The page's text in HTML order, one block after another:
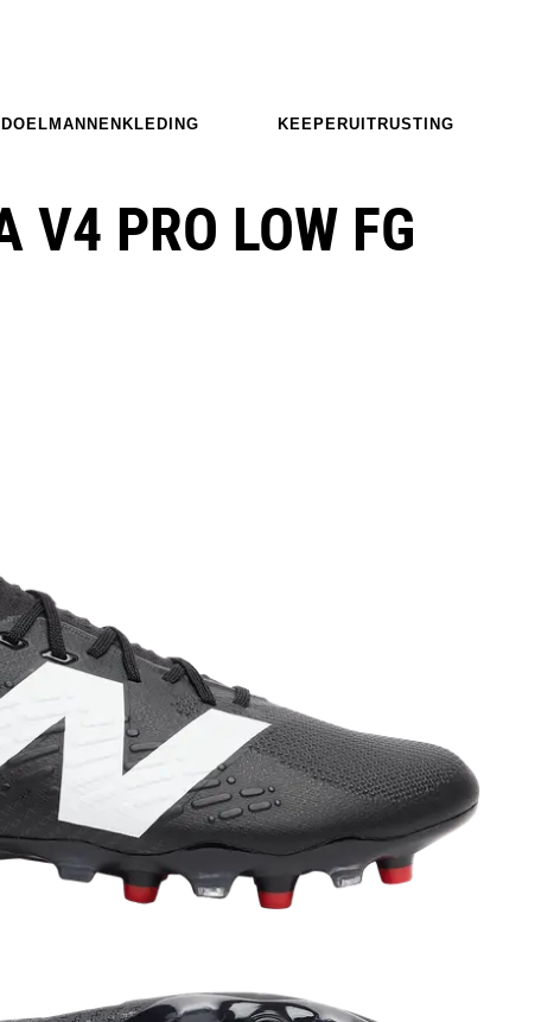
DOELMANNENKLEDING KEEPERUITRUSTING
V4 PRO LOW FG